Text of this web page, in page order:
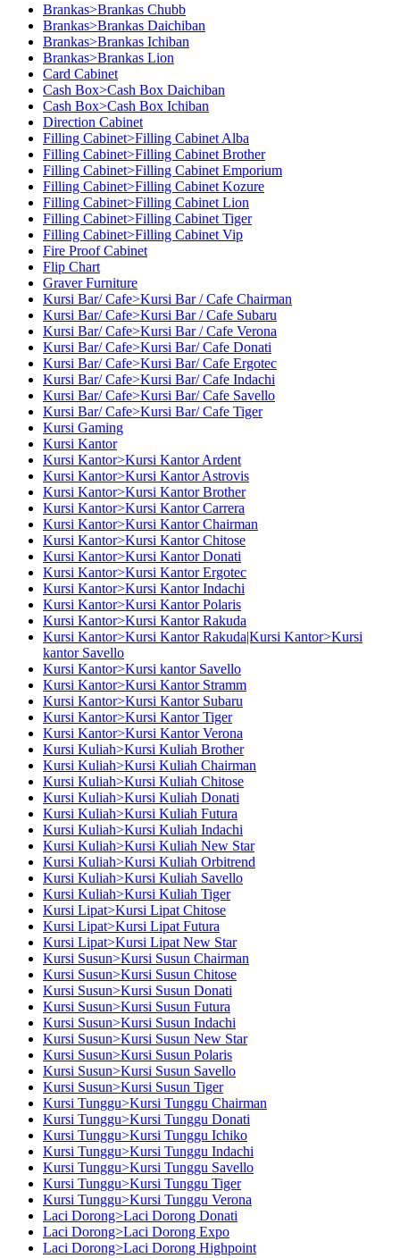
Brankas>Brankas Chubb
Brankas>Brankas Daichiban
Brankas>Brankas Ichiban
Brankas>Brankas Lion
Card Cabinet
Cash Box>Cash Box Daichiban
Cash Box>Cash Box Ichiban
Direction Cabinet
Filling Cabinet>Filling Cabinet Alba
Filling Cabinet>Filling Cabinet Brother
Filling Cabinet>Filling Cabinet Emporium
Filling Cabinet>Filling Cabinet Kozure
Filling Cabinet>Filling Cabinet Lion
Filling Cabinet>Filling Cabinet Tiger
Filling Cabinet>Filling Cabinet Vip
Fire Proof Cabinet
Flip Chart
Graver Furniture
Kursi Bar/ Cafe>Kursi Bar / Cafe Chairman
Kursi Bar/ Cafe>Kursi Bar / Cafe Subaru
Kursi Bar/ Cafe>Kursi Bar / Cafe Verona
Kursi Bar/ Cafe>Kursi Bar/ Cafe Donati
Kursi Bar/ Cafe>Kursi Bar/ Cafe Ergotec
Kursi Bar/ Cafe>Kursi Bar/ Cafe Indachi
Kursi Bar/ Cafe>Kursi Bar/ Cafe Savello
Kursi Bar/ Cafe>Kursi Bar/ Cafe Tiger
Kursi Gaming
Kursi Kantor
Kursi Kantor>Kursi Kantor Ardent
Kursi Kantor>Kursi Kantor Astrovis
Kursi Kantor>Kursi Kantor Brother
Kursi Kantor>Kursi Kantor Carrera
Kursi Kantor>Kursi Kantor Chairman
Kursi Kantor>Kursi Kantor Chitose
Kursi Kantor>Kursi Kantor Donati
Kursi Kantor>Kursi Kantor Ergotec
Kursi Kantor>Kursi Kantor Indachi
Kursi Kantor>Kursi Kantor Polaris
Kursi Kantor>Kursi Kantor Rakuda
Kursi Kantor>Kursi Kantor Rakuda|Kursi Kantor>Kursi
kantor Savello
Kursi Kantor>Kursi kantor Savello
Kursi Kantor>Kursi Kantor Stramm
Kursi Kantor>Kursi Kantor Subaru
Kursi Kantor>Kursi Kantor Tiger
Kursi Kantor>Kursi Kantor Verona
Kursi Kuliah>Kursi Kuliah Brother
Kursi Kuliah>Kursi Kuliah Chairman
Kursi Kuliah>Kursi Kuliah Chitose
Kursi Kuliah>Kursi Kuliah Donati
Kursi Kuliah>Kursi Kuliah Futura
Kursi Kuliah>Kursi Kuliah Indachi
Kursi Kuliah>Kursi Kuliah New Star
Kursi Kuliah>Kursi Kuliah Orbitrend
Kursi Kuliah>Kursi Kuliah Savello
Kursi Kuliah>Kursi Kuliah Tiger
Kursi Lipat>Kursi Lipat Chitose
Kursi Lipat>Kursi Lipat Futura
Kursi Lipat>Kursi Lipat New Star
Kursi Susun>Kursi Susun Chairman
Kursi Susun>Kursi Susun Chitose
Kursi Susun>Kursi Susun Donati
Kursi Susun>Kursi Susun Futura
Kursi Susun>Kursi Susun Indachi
Kursi Susun>Kursi Susun New Star
Kursi Susun>Kursi Susun Polaris
Kursi Susun>Kursi Susun Savello
Kursi Susun>Kursi Susun Tiger
Kursi Tunggu>Kursi Tunggu Chairman
Kursi Tunggu>Kursi Tunggu Donati
Kursi Tunggu>Kursi Tunggu Ichiko
Kursi Tunggu>Kursi Tunggu Indachi
Kursi Tunggu>Kursi Tunggu Savello
Kursi Tunggu>Kursi Tunggu Tiger
Kursi Tunggu>Kursi Tunggu Verona
Laci Dorong>Laci Dorong Donati
Laci Dorong>Laci Dorong Expo
Laci Dorong>Laci Dorong Highpoint